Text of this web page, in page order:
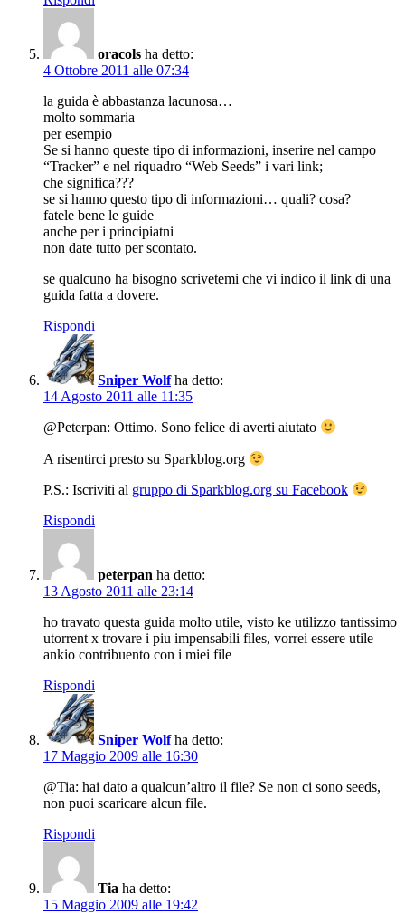
oracols ha detto:
4 Ottobre 2011 alle 07:34
la guida è abbastanza lacunosa…
molto sommaria
per esempio
Se si hanno queste tipo di informazioni, inserire nel campo
“Tracker” e nel riquadro “Web Seeds” i vari link;
che significa???
se si hanno questo tipo di informazioni… quali? cosa?
fatele bene le guide
anche per i principiatni
non date tutto per scontato.
se qualcuno ha bisogno scrivetemi che vi indico il link di una
guida fatta a dovere.
Rispondi
Sniper Wolf ha detto:
14 Agosto 2011 alle 11:35
@Peterpan: Ottimo. Sono felice di averti aiutato
A risentirci presto su Sparkblog.org
P.S.: Iscriviti al gruppo di Sparkblog.org su Facebook
Rispondi
peterpan ha detto:
13 Agosto 2011 alle 23:14
ho travato questa guida molto utile, visto ke utilizzo tantissimo
utorrent x trovare i piu impensabili files, vorrei essere utile
ankio contribuento con i miei file
Rispondi
Sniper Wolf ha detto:
17 Maggio 2009 alle 16:30
@Tia: hai dato a qualcun’altro il file? Se non ci sono seeds,
non puoi scaricare alcun file.
Rispondi
Tia ha detto:
15 Maggio 2009 alle 19:42